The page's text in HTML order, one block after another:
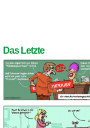
Das Letzte